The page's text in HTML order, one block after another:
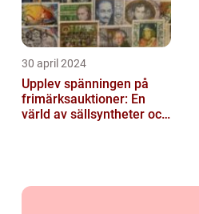
30 april 2024
Upplev spänningen på
frimärksauktioner: En
värld av sällsyntheter och